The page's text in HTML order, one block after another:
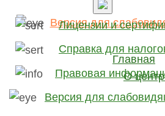
Версия для
Главная
О
Лицензии и
Справка для
Правовая
Версия для